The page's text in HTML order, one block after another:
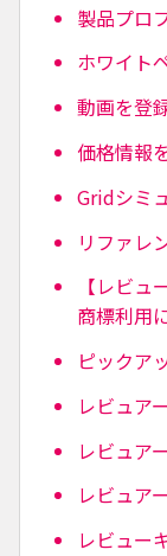
製品プロ
ホワイト
動画を登
価格情報
Gridシミ
リファレ
【レビ
商標利用
ピックア
レビュア
レビュア
レビュア
レビュー